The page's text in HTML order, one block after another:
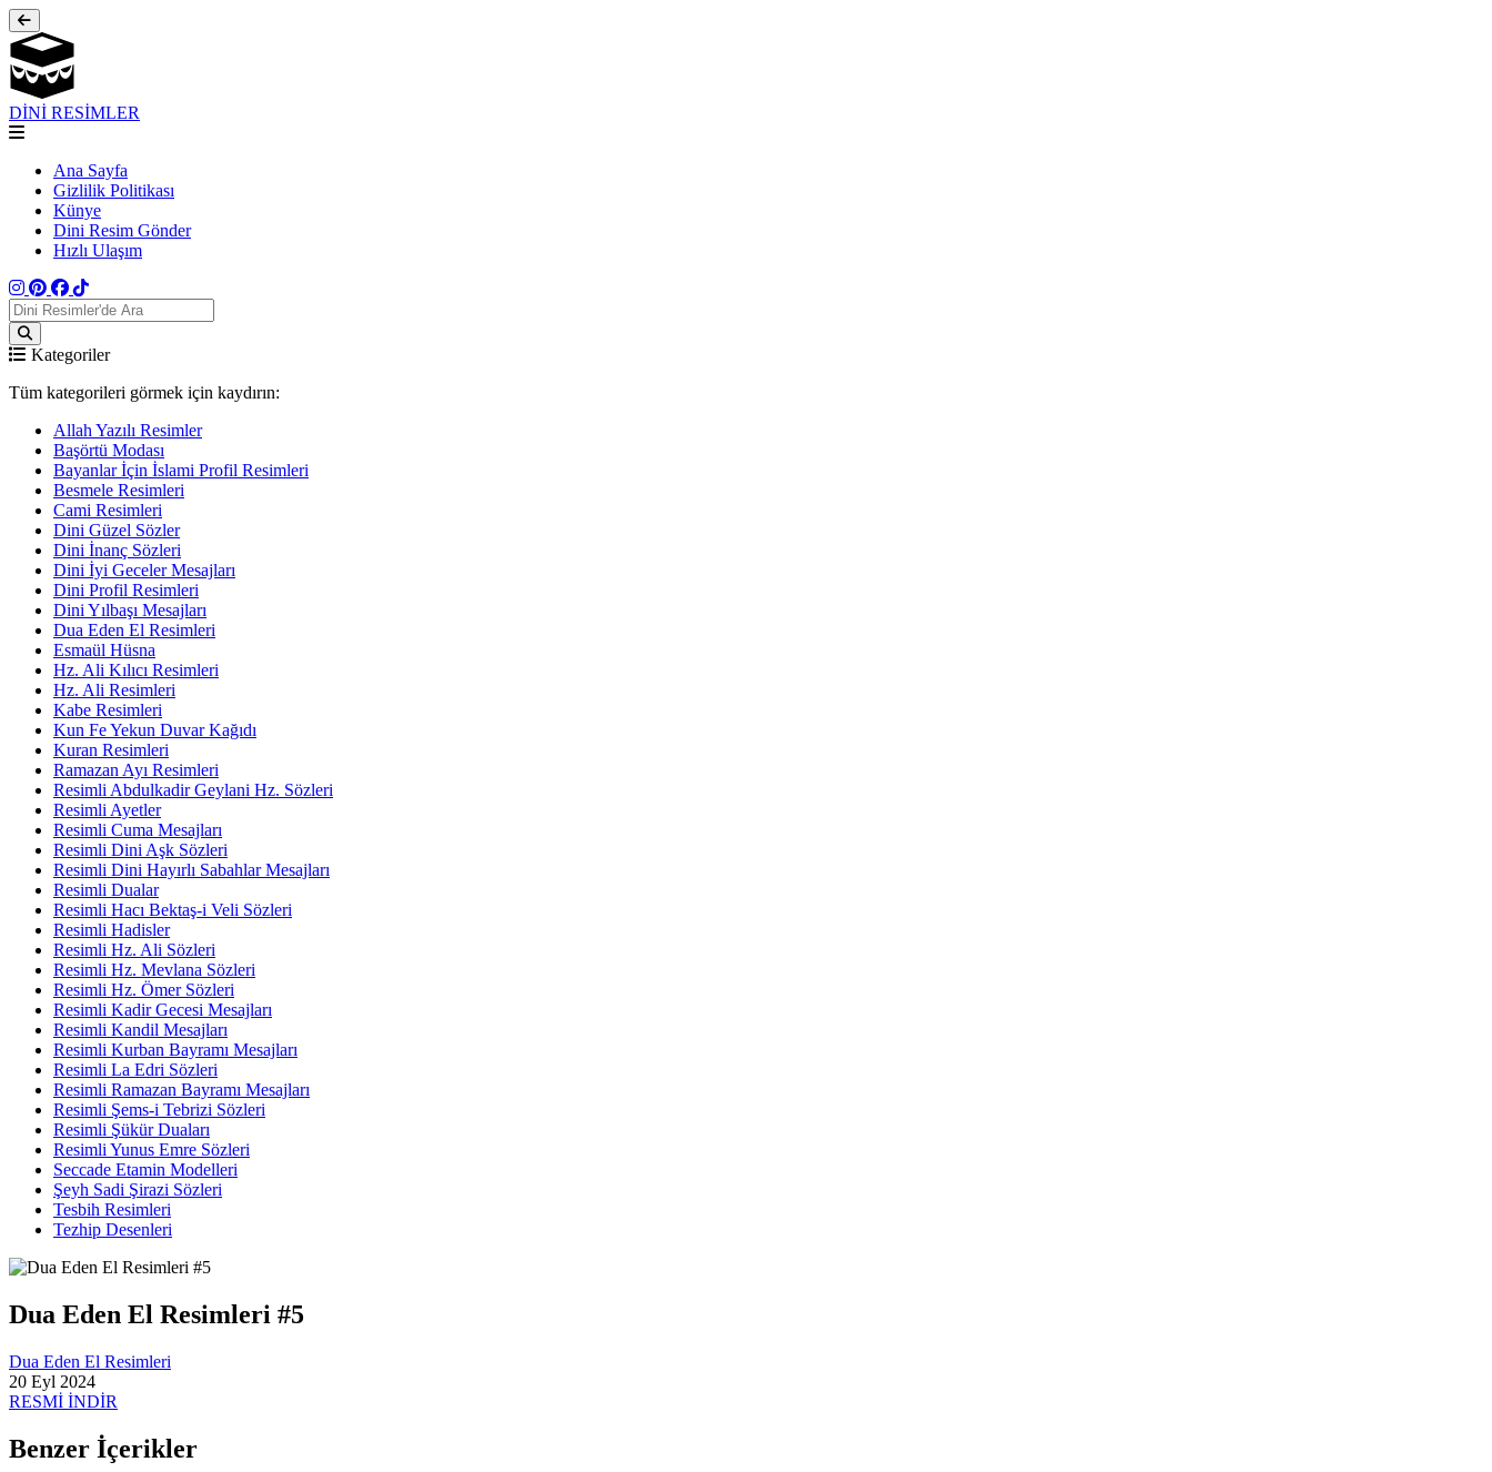
DİNİ RESİMLER
Ana Sayfa
Gizlilik Politikası
Künye
Dini Resim Gönder
Hızlı Ulaşım
Kategoriler
Tüm kategorileri görmek için kaydırın:
Allah Yazılı Resimler
Başörtü Modası
Bayanlar İçin İslami Profil Resimleri
Besmele Resimleri
Cami Resimleri
Dini Güzel Sözler
Dini İnanç Sözleri
Dini İyi Geceler Mesajları
Dini Profil Resimleri
Dini Yılbaşı Mesajları
Dua Eden El Resimleri
Esmaül Hüsna
Hz. Ali Kılıcı Resimleri
Hz. Ali Resimleri
Kabe Resimleri
Kun Fe Yekun Duvar Kağıdı
Kuran Resimleri
Ramazan Ayı Resimleri
Resimli Abdulkadir Geylani Hz. Sözleri
Resimli Ayetler
Resimli Cuma Mesajları
Resimli Dini Aşk Sözleri
Resimli Dini Hayırlı Sabahlar Mesajları
Resimli Dualar
Resimli Hacı Bektaş-i Veli Sözleri
Resimli Hadisler
Resimli Hz. Ali Sözleri
Resimli Hz. Mevlana Sözleri
Resimli Hz. Ömer Sözleri
Resimli Kadir Gecesi Mesajları
Resimli Kandil Mesajları
Resimli Kurban Bayramı Mesajları
Resimli La Edri Sözleri
Resimli Ramazan Bayramı Mesajları
Resimli Şems-i Tebrizi Sözleri
Resimli Şükür Duaları
Resimli Yunus Emre Sözleri
Seccade Etamin Modelleri
Şeyh Sadi Şirazi Sözleri
Tesbih Resimleri
Tezhip Desenleri
Dua Eden El Resimleri #5
Dua Eden El Resimleri
20 Eyl 2024
RESMİ İNDİR
Benzer İçerikler